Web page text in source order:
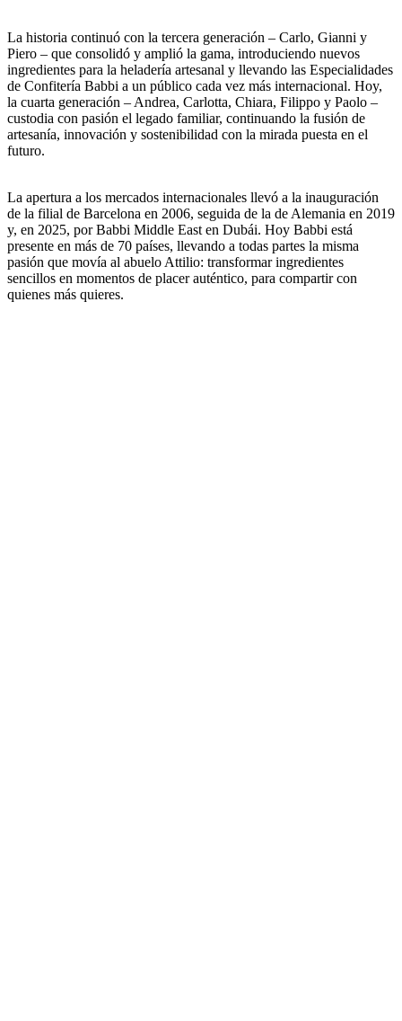
La historia continuó con la tercera generación – Carlo, Gianni y
Piero – que consolidó y amplió la gama, introduciendo nuevos
ingredientes para la heladería artesanal y llevando las Especialidades
de Confitería Babbi a un público cada vez más internacional. Hoy,
la cuarta generación – Andrea, Carlotta, Chiara, Filippo y Paolo –
custodia con pasión el legado familiar, continuando la fusión de
artesanía, innovación y sostenibilidad con la mirada puesta en el
futuro.
La apertura a los mercados internacionales llevó a la inauguración
de la filial de Barcelona en 2006, seguida de la de Alemania en 2019
y, en 2025, porBabbi Middle East en Dubái. Hoy Babbi está
presente en más de 70 países, llevando a todas partes la misma
pasión que movía al abuelo Attilio: transformar ingredientes
sencillos en momentos de placer auténtico, para compartir con
quienes más quieres.